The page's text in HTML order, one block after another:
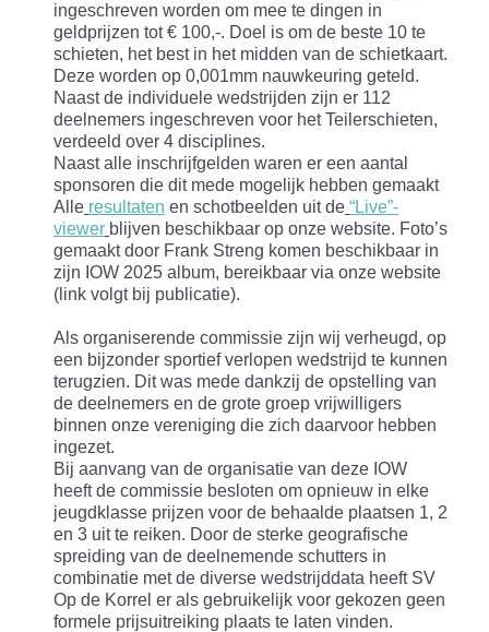
ingeschreven worden om mee te dingen in
geldprijzen tot € 100,-. Doel is om de beste 10 te
schieten, het best in het midden van de schietkaart.
Deze worden op 0,001mm nauwkeuring geteld.
Naast de individuele wedstrijden zijn er 112
deelnemers ingeschreven voor het Teilerschieten,
verdeeld over 4 disciplines.
Naast alle inschrijfgelden waren er een aantal
sponsoren die dit mede mogelijk hebben gemaakt
Alle resultaten en schotbeelden uit de “Live”-
viewer blijven beschikbaar op onze website. Foto’s
gemaakt door Frank Streng komen beschikbaar in
zijn IOW 2025 album, bereikbaar via onze website
(link volgt bij publicatie).
Als organiserende commissie zijn wij verheugd, op
een bijzonder sportief verlopen wedstrijd te kunnen
terugzien. Dit was mede dankzij de opstelling van
de deelnemers en de grote groep vrijwilligers
binnen onze vereniging die zich daarvoor hebben
ingezet.
Bij aanvang van de organisatie van deze IOW
heeft de commissie besloten om opnieuw in elke
jeugdklasse prijzen voor de behaalde plaatsen 1, 2
en 3 uit te reiken. Door de sterke geografische
spreiding van de deelnemende schutters in
combinatie met de diverse wedstrijddata heeft SV
Op de Korrel er als gebruikelijk voor gekozen geen
formele prijsuitreiking plaats te laten vinden.